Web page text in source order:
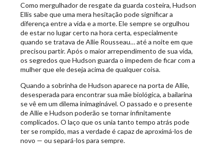
Como mergulhador de resgate da guarda costeira, Hudson
Ellis sabe que uma mera hesitação pode significar a
diferença entre a vida e a morte. Ele sempre se orgulhou
de estar no lugar certo na hora certa, especialmente
quando se tratava de Allie Rousseau… até a noite em que
precisou partir. Após o maior arrependimento de sua vida,
os segredos que Hudson guarda o impedem de ficar com a
mulher que ele deseja acima de qualquer coisa.
Quando a sobrinha de Hudson aparece na porta de Allie,
desesperada para encontrar sua mãe biológica, a bailarina
se vê em um dilema inimaginável. O passado e o presente
de Allie e Hudson poderão se tornar infinitamente
complicados. O laço que os unia tanto tempo atrás pode
ter se rompido, mas a verdade é capaz de aproximá-los de
novo — ou separá-los para sempre.